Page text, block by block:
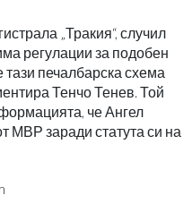
„Тракия“, случил
регулации за подобен
печалбарска схема
Тенчо Тенев. Той
че Ангел
МВР заради статута си на